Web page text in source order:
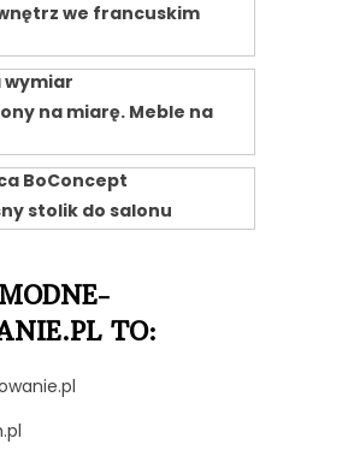
we francuskim
na miarę. Meble na
stolik do salonu
TO: